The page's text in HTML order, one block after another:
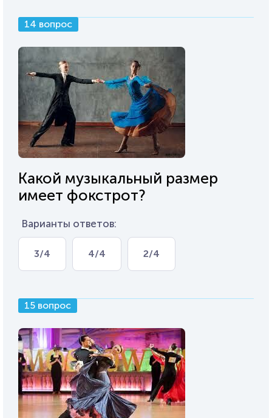
14 вопрос
Какой музыкальный размер
имеет фокстрот?
Варианты ответов:
3/4 4/4 2/4
15 вопрос